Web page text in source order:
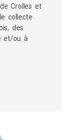
Crolles et
collecte
des
et/ou à